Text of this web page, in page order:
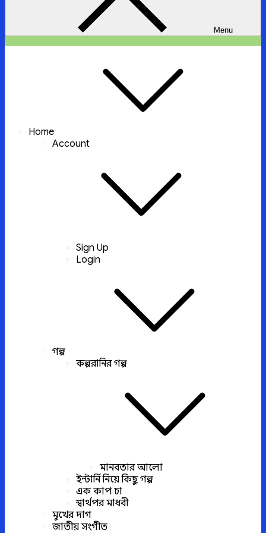
Menu
Home
Account
Sign Up
Login
গল্প
কল্পরানির গল্প
মানবতার আলো
ইন্টার্নি নিয়ে কিছু গল্প
এক কাপ চা
স্বার্থপর মাধবী
মুখের দাগ
জাতীয় সংগীত